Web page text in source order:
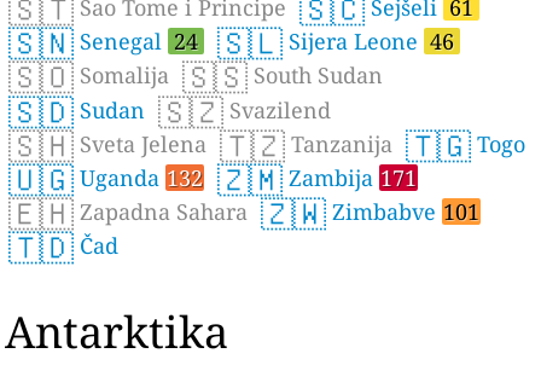
🇸🇹 Sao Tome i Principe 🇸🇨 Sejšeli 61
🇸🇳 Senegal 24 🇸🇱 Sijera Leone 46
🇸🇴 Somalija 🇸🇸 South Sudan
🇸🇩 Sudan 🇸🇿 Svazilend
🇸🇭 Sveta Jelena 🇹🇿 Tanzanija 🇹🇬 Togo
🇺🇬 Uganda 132 🇿🇲 Zambija 171
🇪🇭 Zapadna Sahara 🇿🇼 Zimbabve 101
🇹🇩 Čad
Antarktika